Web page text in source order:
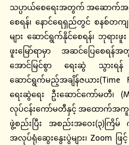
သပ္ပာယ်စေရေးအတွက် အဆောက်အဦ
စေရန်၊ နောင်ရေရှည်တွင် စနစ်တကျ
များ ဆောင်ရွက်နိုင်စေရန်၊ ဘုရား
ဖူးမြော်ရာမှာ အဆင်ပြေစေရ
အောင်မြင်စွာ ရေးဆွဲ သွားရန်
ဆောင်ရွက်မည့်အချိန်ဇယား(Time
ရေးဆွဲရေး ဦးဆောင်ကော်မတီ၊
လုပ်ငန်းကော်မတီနှင့် အထောက်အကူ
ဖွဲ့စည်းပြီး အစည်းအဝေး(၃)ကြိမ် ကျ
အလုပ်ရုံဆွေးနွေးပွဲများ၊ Zoom ဖြင့်